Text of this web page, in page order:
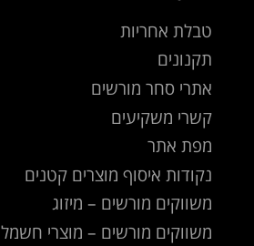
טבלת אחריות
תקנונים
אתרי סחר מורשים
קשרי משקיעים
מפת אתר
נקודות איסוף מוצרים קטנים
משווקים מורשים – מיזוג
משווקים מורשים – מוצרי חשמל